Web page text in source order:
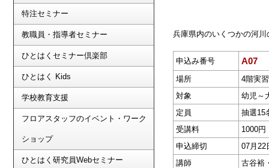
特注セミナー
教職員・指導者セミナー
ひとはくセミナー倶楽部
ひとはく Kids
学校教育支援
フロアスタッフのイベント・ワーク
ショップ
ひとはく研究員Webセミナー
兵庫県内のいくつかの河
申込み番号 A07
場所
4階実
対象
幼児～
定員
抽選15
受講料
1000円
申込締切
07月22
講師
古谷裕